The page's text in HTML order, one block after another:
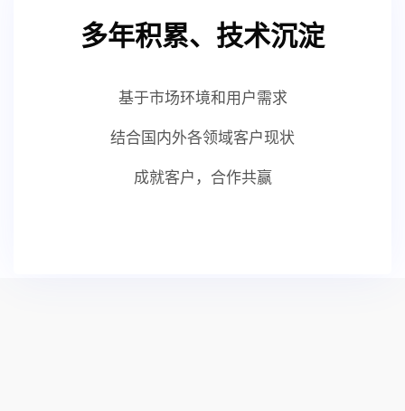
多年积累、技术沉淀
基于市场环境和用户需求
结合国内外各领域客户现状
成就客户，合作共赢